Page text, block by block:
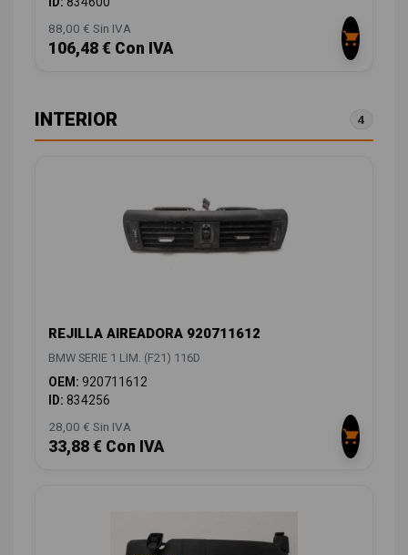
88,00 € Sin IVA
106,48 € Con IVA
INTERIOR 4
REJILLA AIREADORA 920711612
BMW SERIE 1 LIM. (F21) 116D
OEM: 920711612
ID: 834256
28,00 € Sin IVA
33,88 € Con IVA